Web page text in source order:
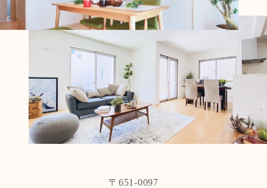
〒651-0097